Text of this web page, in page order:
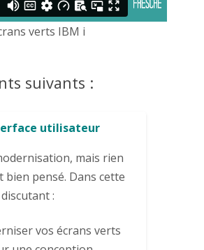
verts IBM i
suivants :
utilisateur
mais rien
pensé. Dans cette
:
vos écrans verts